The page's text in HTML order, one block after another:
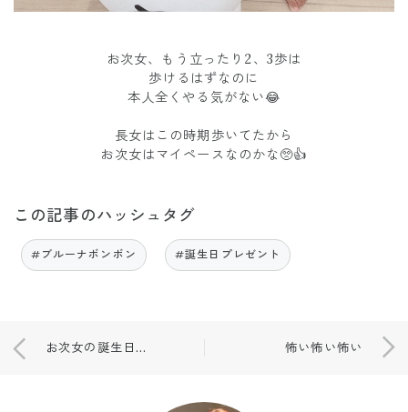
お次女、もう立ったり2、3歩は
歩けるはずなのに
本人全くやる気がない😂
長女はこの時期歩いてたから
お次女はマイペースなのかな🥺👍
この記事のハッシュタグ
#ブルーナボンボン #誕生日プレゼント
お次女の誕生日パーティー♡ 怖い怖い怖い